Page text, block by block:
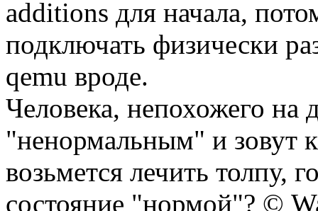
additions для начала,
подключать физически
qemu вроде.
Человека, непохожего на
"ненормальным" и зовут
возьмется лечить толпу,
состояние "нормой"? ©